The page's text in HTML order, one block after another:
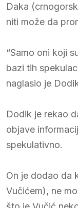
Daka
niti može da
“Samo oni koji
bazi tih
naglasio je
Dodik je rekao
objave
spekulativno.
On je dodao da
Vučićem), ne